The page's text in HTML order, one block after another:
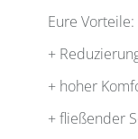
Eure Vorteile:
+
+ hoher
+ fließender